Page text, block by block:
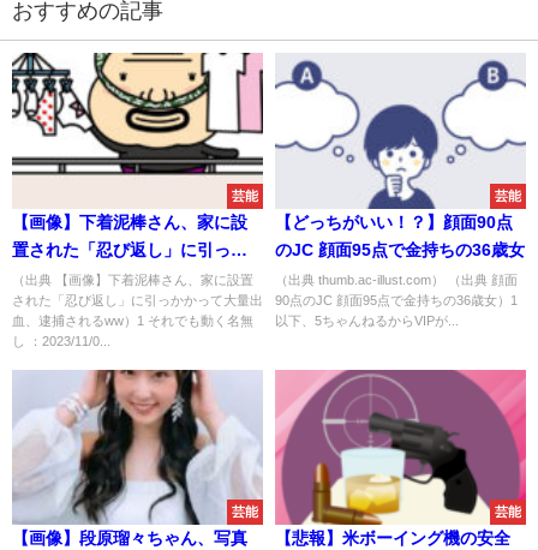
おすすめの記事
芸能
【画像】下着泥棒さん、家に設
置された「忍び返し」に引っか
かって大量出血、逮捕されるww
（出典 【画像】下着泥棒さん、家に設置
された「忍び返し」に引っかかって大量出
血、逮捕されるww）1 それでも動く名無
し ：2023/11/0...
芸能
【どっちがいい！？】顔面90点
のJC 顔面95点で金持ちの36歳女
（出典 thumb.ac-illust.com） （出典 顔面
90点のJC 顔面95点で金持ちの36歳女）1
以下、5ちゃんねるからVIPが...
芸能
【画像】段原瑠々ちゃん、写真
芸能
【悲報】米ボーイング機の安全